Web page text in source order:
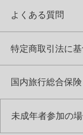
よくある質問
特定商取引法に
国内旅行総合保険
未成年者参加の